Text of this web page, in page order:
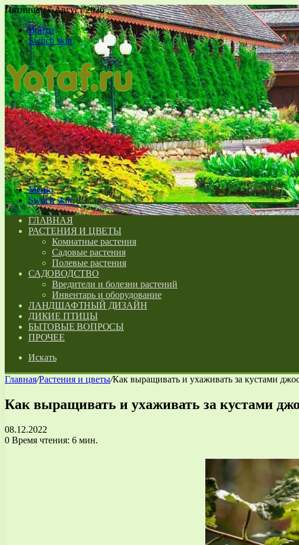
Пятница , 7 Август 2026
Войти
Switch skin
Меню
Switch skin
ГЛАВНАЯ
РАСТЕНИЯ И ЦВЕТЫ
Комнатные растения
Садовые растения
Полевые растения
САДОВОДСТВО
Вредители и болезни растений
Инвентарь и оборудование
ЛАНДШАФТНЫЙ ДИЗАЙН
ДИКИЕ ПТИЦЫ
БЫТОВЫЕ ВОПРОСЫ
ПРОЧЕЕ
Искать
Главная/Растения и цветы/Как выращивать и ухаживать за кустами
Как выращивать и ухаживать за кустами
08.12.2022
0 Время чтения: 6 мин.